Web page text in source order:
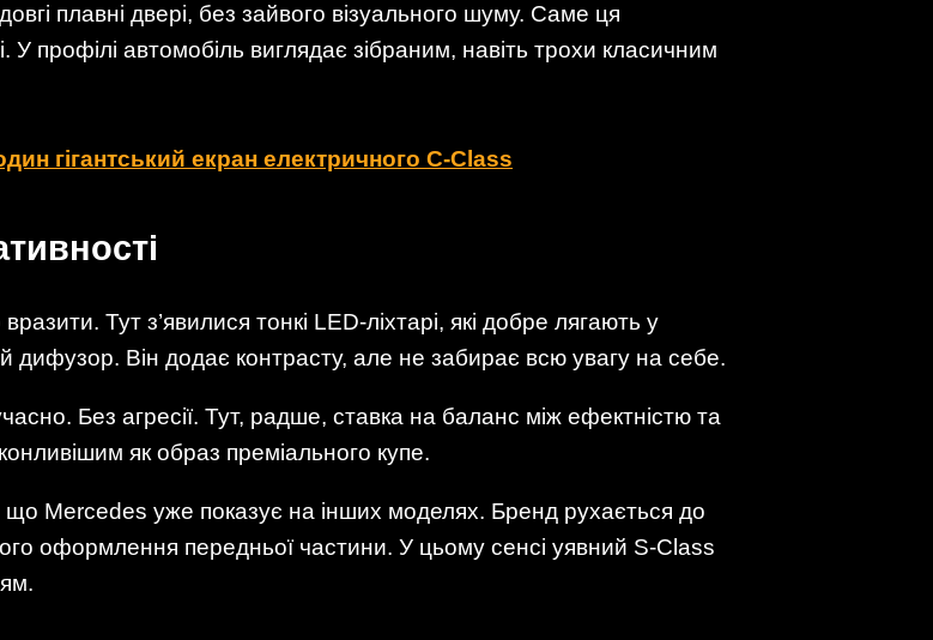
плавні двері, без зайвого візуального шуму. Саме ця
У профілі автомобіль виглядає зібраним, навіть трохи класичним
гігантський екран електричного C-Class
Тут з’явилися тонкі LED-ліхтарі, які добре лягають у
Він додає контрасту, але не забирає всю увагу на себе.
Без агресії. Тут, радше, ставка на баланс між ефектністю та
як образ преміального купе.
Mercedes уже показує на інших моделях. Бренд рухається до
оформлення передньої частини. У цьому сенсі уявний S-Class